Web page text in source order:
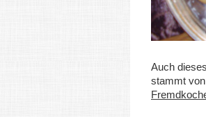
Auch
stammt